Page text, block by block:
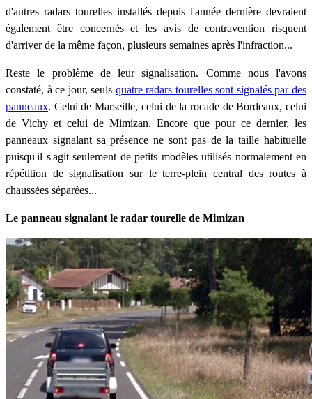
d'autres radars tourelles installés depuis l'année dernière devraient
également être concernés et les avis de contravention risquent
d'arriver de la même façon, plusieurs semaines après l'infraction...
Reste le problème de leur signalisation. Comme nous l'avons
constaté, à ce jour, seuls quatre radars tourelles sont signalés par des
panneaux. Celui de Marseille, celui de la rocade de Bordeaux, celui
de Vichy et celui de Mimizan. Encore que pour ce dernier, les
panneaux signalant sa présence ne sont pas de la taille habituelle
puisqu'il s'agit seulement de petits modèles utilisés normalement en
répétition de signalisation sur le terre-plein central des routes à
chaussées séparées...
Le panneau signalant le radar tourelle de Mimizan